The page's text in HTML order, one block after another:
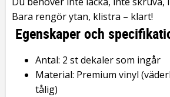
Bara rengör ytan, klistra – klart!
Egenskaper och
Antal: 2 st dekaler som ingår
Material: Premium vinyl
tålig)